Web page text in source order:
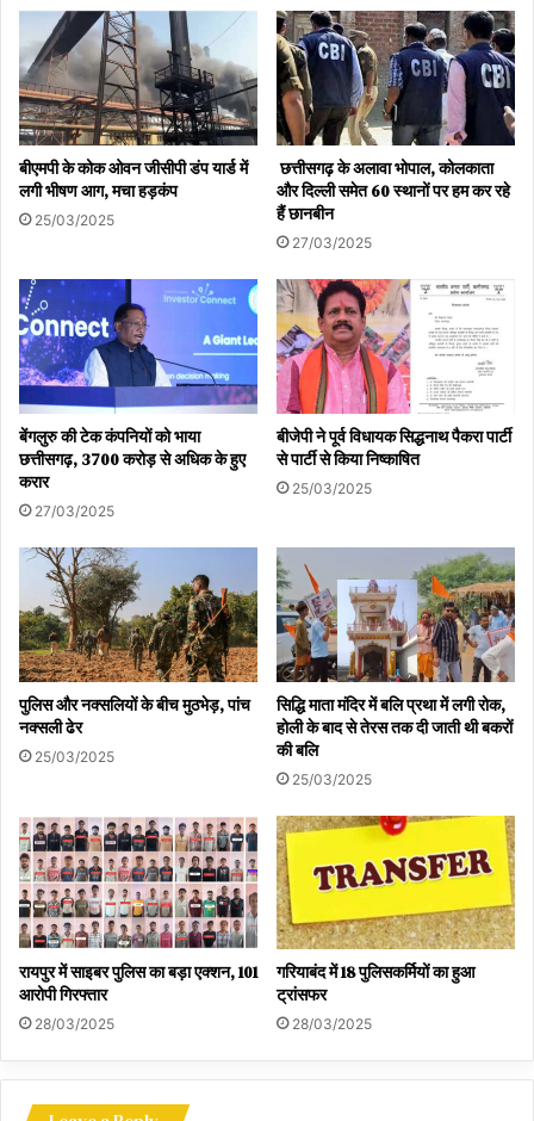
बीएमपी के कोक ओवन जीसीपी डंप यार्ड में
लगी भीषण आग, मचा हड़कंप
25/03/2025
छत्तीसगढ़ के अलावा भोपाल, कोलकाता
और दिल्ली समेत 60 स्थानों पर हम कर रहे
हैं छानबीन
27/03/2025
बेंगलुरु की टेक कंपनियों को भाया
छत्तीसगढ़, 3700 करोड़ से अधिक के हुए
करार
27/03/2025
बीजेपी ने पूर्व विधायक सिद्धनाथ पैकरा पार्टी
से पार्टी से किया निष्काषित
25/03/2025
पुलिस और नक्सलियों के बीच मुठभेड़, पांच
नक्सली ढेर
25/03/2025
सिद्धि माता मंदिर में बलि प्रथा में लगी रोक,
होली के बाद से तेरस तक दी जाती थी बकरों
की बलि
25/03/2025
रायपुर में साइबर पुलिस का बड़ा एक्शन, 101
आरोपी गिरफ्तार
28/03/2025
गरियाबंद में 18 पुलिसकर्मियों का हुआ
ट्रांसफर
28/03/2025